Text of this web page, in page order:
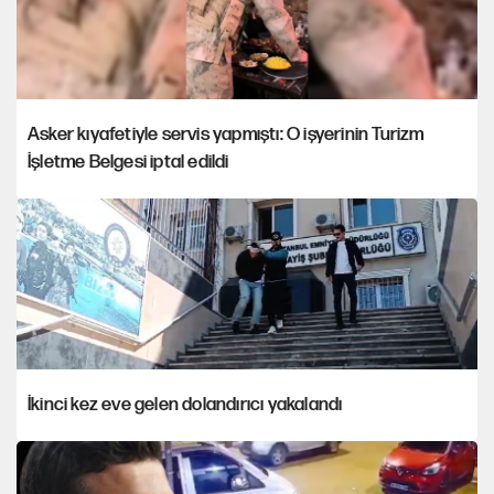
Asker kıyafetiyle servis yapmıştı: O işyerinin Turizm
İşletme Belgesi iptal edildi
İkinci kez eve gelen dolandırıcı yakalandı